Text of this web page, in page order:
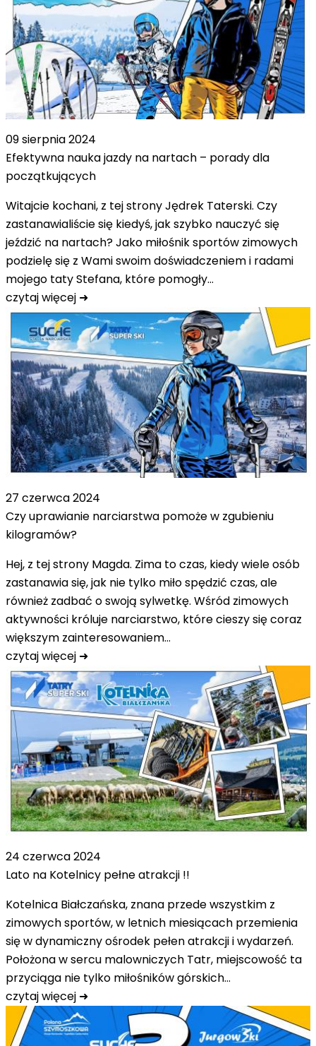
09 sierpnia 2024
Efektywna nauka jazdy na nartach – porady dla
początkujących
Witajcie kochani, z tej strony Jędrek Taterski. Czy
zastanawialiście się kiedyś, jak szybko nauczyć się
jeździć na nartach? Jako miłośnik sportów zimowych
podzielę się z Wami swoim doświadczeniem i radami
mojego taty Stefana, które pomogły…
czytaj więcej ➜
27 czerwca 2024
Czy uprawianie narciarstwa pomoże w zgubieniu
kilogramów?
Hej, z tej strony Magda. Zima to czas, kiedy wiele osób
zastanawia się, jak nie tylko miło spędzić czas, ale
również zadbać o swoją sylwetkę. Wśród zimowych
aktywności króluje narciarstwo, które cieszy się coraz
większym zainteresowaniem…
czytaj więcej ➜
24 czerwca 2024
Lato na Kotelnicy pełne atrakcji !!
Kotelnica Białczańska, znana przede wszystkim z
zimowych sportów, w letnich miesiącach przemienia
się w dynamiczny ośrodek pełen atrakcji i wydarzeń.
Położona w sercu malowniczych Tatr, miejscowość ta
przyciąga nie tylko miłośników górskich…
czytaj więcej ➜